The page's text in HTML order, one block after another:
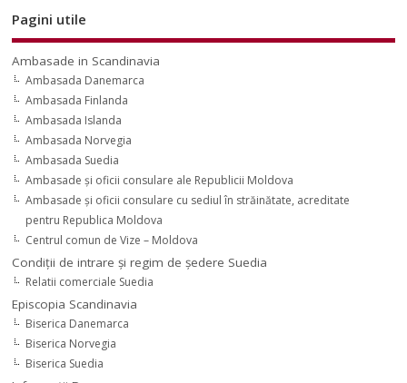
Pagini utile
Ambasade in Scandinavia
Ambasada Danemarca
Ambasada Finlanda
Ambasada Islanda
Ambasada Norvegia
Ambasada Suedia
Ambasade şi oficii consulare ale Republicii Moldova
Ambasade şi oficii consulare cu sediul în străinătate, acreditate
pentru Republica Moldova
Centrul comun de Vize – Moldova
Condiţii de intrare şi regim de şedere Suedia
Relatii comerciale Suedia
Episcopia Scandinavia
Biserica Danemarca
Biserica Norvegia
Biserica Suedia